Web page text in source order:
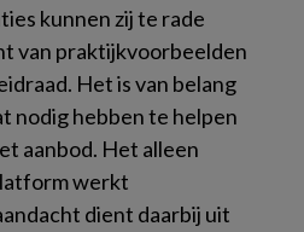
kunnen zij te rade
van praktijkvoorbeelden
Het is van belang
nodig hebben te helpen
aanbod. Het alleen
werkt
dient daarbij uit